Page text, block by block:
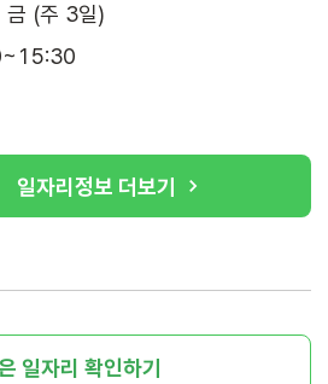
금 (주 3일)
일자리정보 더보기
일자리 확인하기